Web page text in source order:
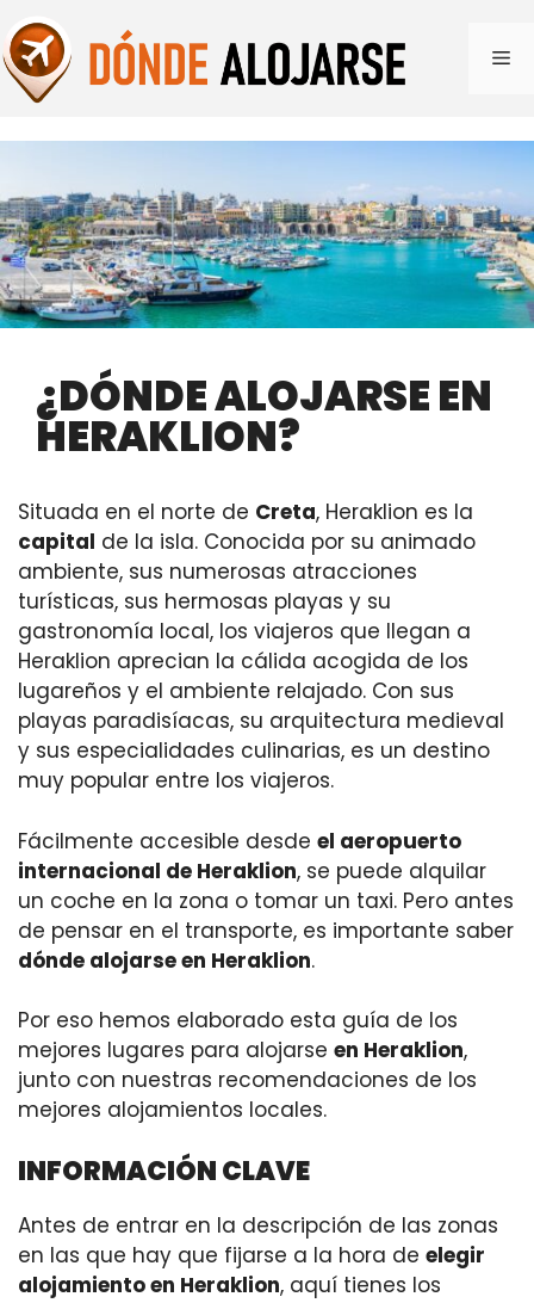
al
contenido
¿DÓNDE ALOJARSE EN
HERAKLION?
Situada en el norte de Creta, Heraklion es la
capital de la isla. Conocida por su animado
ambiente, sus numerosas atracciones
turísticas, sus hermosas playas y su
gastronomía local, los viajeros que llegan a
Heraklion aprecian la cálida acogida de los
lugareños y el ambiente relajado. Con sus
playas paradisíacas, su arquitectura medieval
y sus especialidades culinarias, es un destino
muy popular entre los viajeros.
Fácilmente accesible desde el aeropuerto
internacional de Heraklion, se puede alquilar
un coche en la zona o tomar un taxi. Pero antes
de pensar en el transporte, es importante saber
dónde alojarse en Heraklion.
Por eso hemos elaborado esta guía de los
mejores lugares para alojarse en Heraklion,
junto con nuestras recomendaciones de los
mejores alojamientos locales.
INFORMACIÓN CLAVE
Antes de entrar en la descripción de las zonas
en las que hay que fijarse a la hora de elegir
alojamiento en Heraklion, aquí tienes los